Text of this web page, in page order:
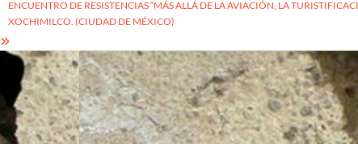
de
entradas
ENCUENTRO DE RESISTENCIAS “MÁS ALLÁ DE LA AVIACIÓN, LA
XOCHIMILCO. (CIUDAD DE MÉXICO)